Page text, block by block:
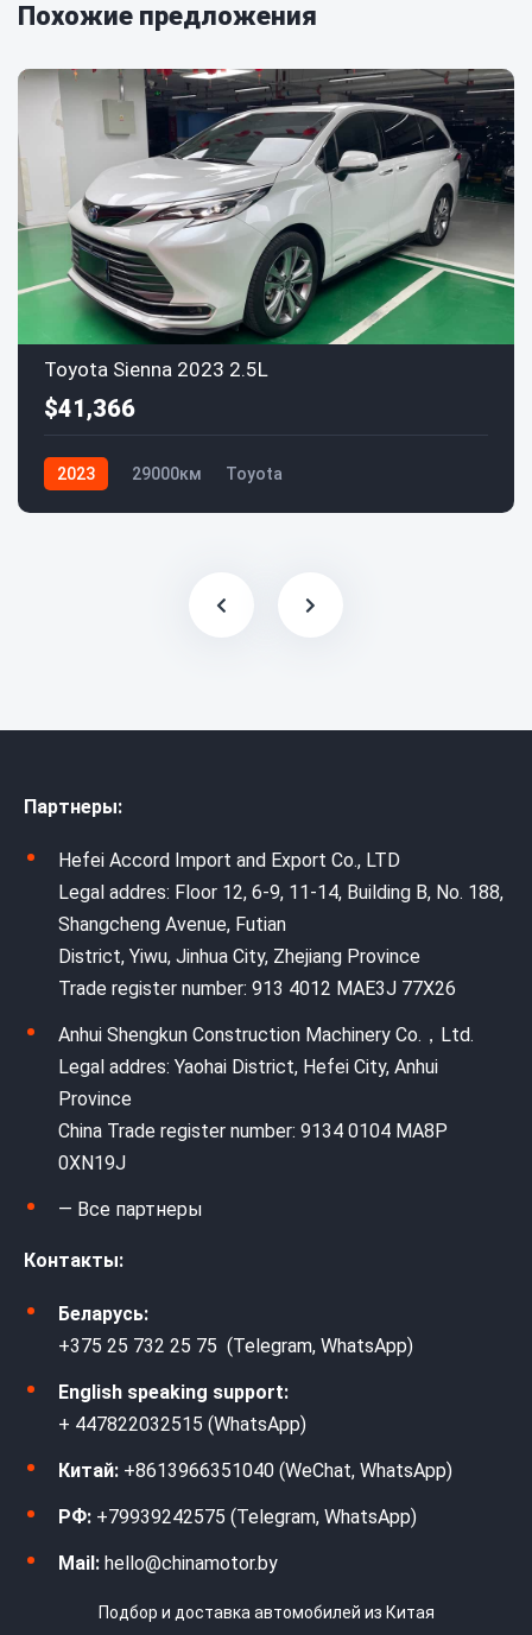
Похожие предложения
Toyota Sienna 2023 2.5L
$41,366
2023 29000км Toyota
Партнеры:
Hefei Accord Import and Export Co., LTD
Legal addres: Floor 12, 6-9, 11-14, Building B, No. 188,
Shangcheng Avenue, Futian
District, Yiwu, Jinhua City, Zhejiang Province
Trade register number: 913 4012 MAE3J 77X26
Anhui Shengkun Construction Machinery Co.，Ltd.
Legal addres: Yaohai District, Hefei City, Anhui
Province
China Trade register number: 9134 0104 MA8P
0XN19J
— Все партнеры
Контакты:
Беларусь:
+375 25 732 25 75 (Telegram, WhatsApp)
English speaking support:
+ 447822032515 (WhatsApp)
Китай: +8613966351040 (WeChat, WhatsApp)
РФ: +79939242575 (Telegram, WhatsApp)
Mail: hello@chinamotor.by
Подбор и доставка автомобилей из Китая